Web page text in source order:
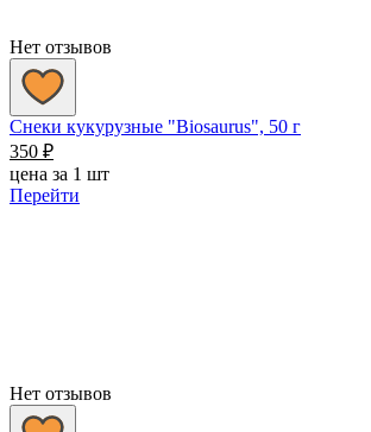
Нет отзывов
Снеки кукурузные "Biosaurus", 50 г
350 ₽
цена за 1 шт
Перейти
Нет отзывов